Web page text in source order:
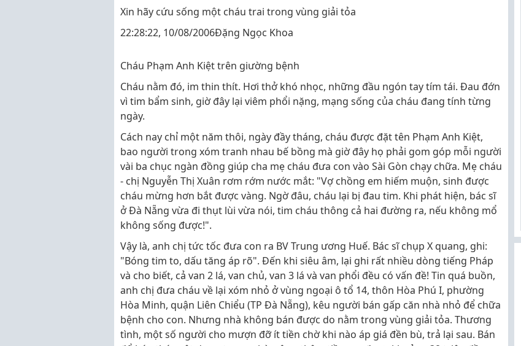
Xin hãy cứu sống một cháu trai trong vùng giải tỏa
22:28:22, 10/08/2006Đặng Ngọc Khoa
Cháu Phạm Anh Kiệt trên giường bệnh
Cháu nằm đó, im thin thít. Hơi thở khó nhọc, những đầu ngón tay tím tái. Đau đớn
vì tim bẩm sinh, giờ đây lại viêm phổi nặng, mạng sống của cháu đang tính từng
ngày.
Cách nay chỉ một năm thôi, ngày đầy tháng, cháu được đặt tên Phạm Anh Kiệt,
bao người trong xóm tranh nhau bế bồng mà giờ đây họ phải gom góp mỗi người
vài ba chục ngàn đồng giúp cha mẹ cháu đưa con vào Sài Gòn chạy chữa. Mẹ cháu
- chị Nguyễn Thị Xuân rơm rớm nước mắt: "Vợ chồng em hiếm muộn, sinh được
cháu mừng hơn bắt được vàng. Ngờ đâu, cháu lại bị đau tim. Khi phát hiện, bác sĩ
ở Đà Nẵng vừa đi thụt lùi vừa nói, tim cháu thông cả hai đường ra, nếu không mổ
không sống được!".
Vậy là, anh chị tức tốc đưa con ra BV Trung ương Huế. Bác sĩ chụp X quang, ghi:
"Bóng tim to, dấu tăng áp rõ". Đến khi siêu âm, lại ghi rất nhiều dòng tiếng Pháp
và cho biết, cả van 2 lá, van chủ, van 3 lá và van phổi đều có vấn đề! Tin quá buồn,
anh chị đưa cháu về lại xóm nhỏ ở vùng ngoại ô tổ 14, thôn Hòa Phú I, phường
Hòa Minh, quận Liên Chiểu (TP Đà Nẵng), kêu người bán gấp căn nhà nhỏ để chữa
bệnh cho con. Nhưng nhà không bán được do nằm trong vùng giải tỏa. Thương
tình, một số người cho mượn đỡ ít tiền chờ khi nào áp giá đền bù, trả lại sau. Bán